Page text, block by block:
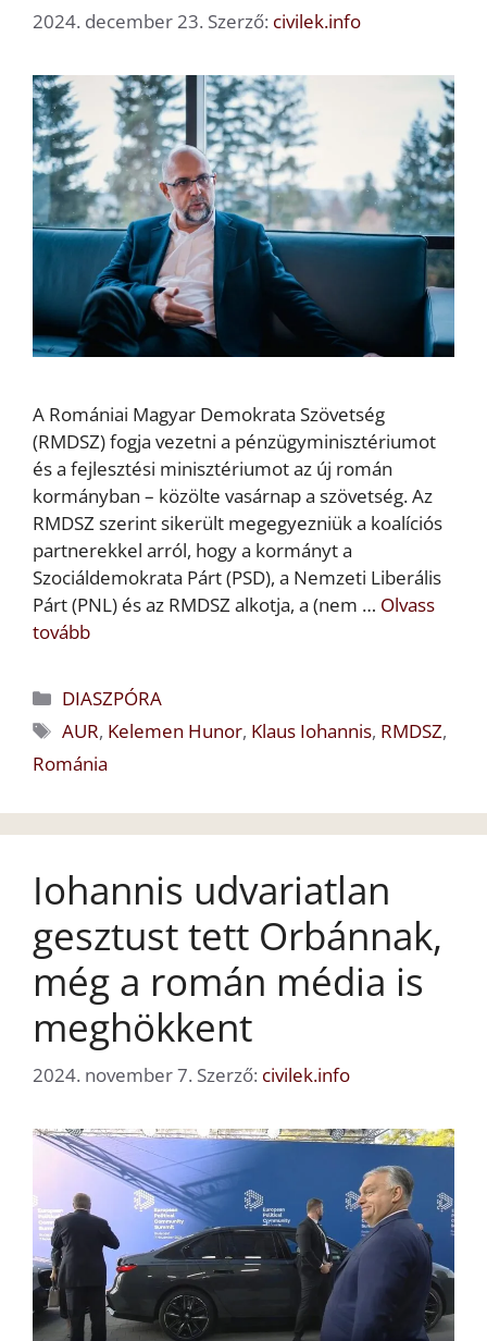
2024. december 23. Szerző: civilek.info
A Romániai Magyar Demokrata Szövetség
(RMDSZ) fogja vezetni a pénzügyminisztériumot
és a fejlesztési minisztériumot az új román
kormányban – közölte vasárnap a szövetség. Az
RMDSZ szerint sikerült megegyezniük a koalíciós
partnerekkel arról, hogy a kormányt a
Szociáldemokrata Párt (PSD), a Nemzeti Liberális
Párt (PNL) és az RMDSZ alkotja, a (nem … Olvass
tovább
Kategória
DIASZPÓRA
Címkék
AUR, Kelemen Hunor, Klaus Iohannis, RMDSZ,
Románia
Iohannis udvariatlan
gesztust tett Orbánnak,
még a román média is
meghökkent
2024. november 7. Szerző: civilek.info